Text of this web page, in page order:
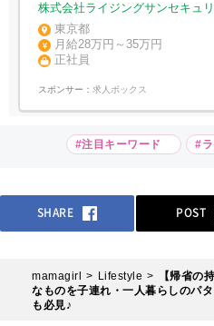
株式会社ライジングサンセキュ
東京都
月給28万円～35万円
正社員
スポンサー： 求人ボックス
#注目キーワード #
SHARE POST
mamagirl Lifestyle
【帰省の
なものを子連れ・一人暮らしのパ
も必見♪